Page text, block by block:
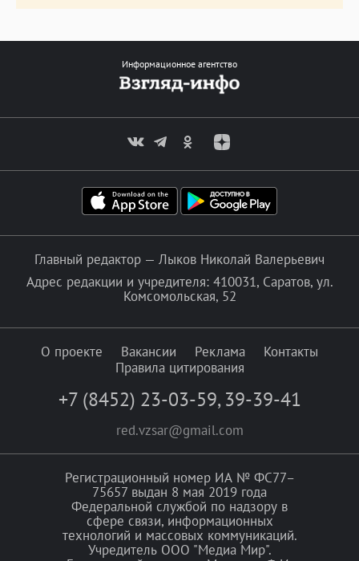
Информационное агентство
Главный редактор — Лыков Николай Валерьевич
Адрес редакции и учредителя: 410031, Саратов, ул.
Комсомольская, 52
О проекте Вакансии Реклама
Контакты
Правила цитирования
+7 (8452) 23-03-59, 39-39-41
red.vzsar@gmail.com
Регистрационный номер ИА № ФС77–
75657 выдан 8 мая 2019 года
Федеральной службой по надзору в
сфере связи, информационных
технологий и массовых коммуникаций.
Учредитель ООО "Медиа Мир".